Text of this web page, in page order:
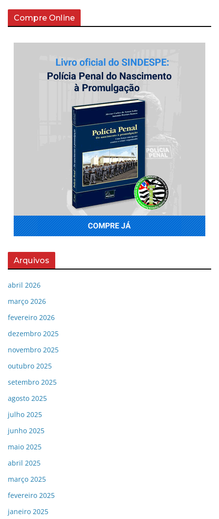
Compre Online
Arquivos
abril 2026
março 2026
fevereiro 2026
dezembro 2025
novembro 2025
outubro 2025
setembro 2025
agosto 2025
julho 2025
junho 2025
maio 2025
abril 2025
março 2025
fevereiro 2025
janeiro 2025